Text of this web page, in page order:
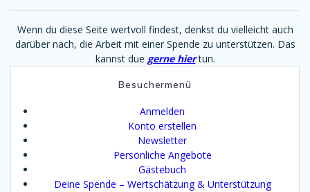
Wenn du diese Seite wertvoll findest, denkst du vielleicht auch
darüber nach, die Arbeit mit einer Spende zu unterstützen. Das
kannst due gerne hiertun.
Besuchermenü
Anmelden
Konto erstellen
Newsletter
Persönliche Angebote
Gästebuch
Deine Spende – Wertschätzung & Unterstützung